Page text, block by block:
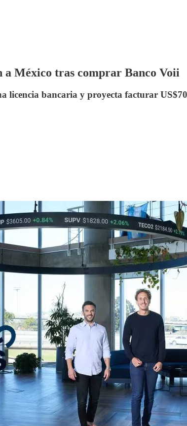
a México tras comprar Banco Voii
licencia bancaria y proyecta facturar